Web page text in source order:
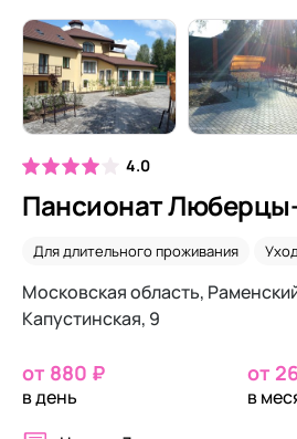
4.0
Пансионат
Для длительного проживания
Московская область,
Капустинская, 9
от 880 ₽
в день
от
в